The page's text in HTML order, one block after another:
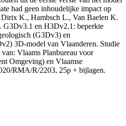
had geen inhoudelijke impact op
Dirix K., Hambsch L., Van Baelen K.
G3Dv3.1 en H3Dv2.1: beperkte
(G3Dv3) en
3D-model van Vlaanderen. Studie
Vlaams Planbureau voor
Omgeving) en Vlaamse
RMA/R/2203, 25p + bijlagen.